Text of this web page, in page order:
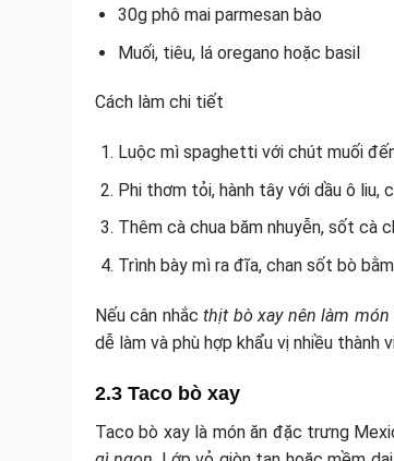
30g phô mai parmesan bào
Muối, tiêu, lá oregano hoặc basil
Cách làm chi tiết
Luộc mì spaghetti với chút muối
Phi thơm tỏi, hành tây với dầu ô liu,
Thêm cà chua băm nhuyễn, sốt cà
Trình bày mì ra đĩa, chan sốt bò
Nếu cân nhắcthịt bò xay nên làm
dễ làm và phù hợp khẩu vị nhiều thành
2.3 Taco bò xay
Taco bò xay là món ăn đặc trưng